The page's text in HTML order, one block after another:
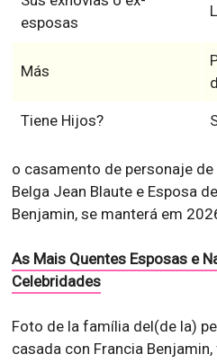
esposas
Más
Tiene Hijos?
o casamento de personaje
Belga Jean Blaute e Esposa
Benjamin, se manterá em
As Mais Quentes Esposas e
Celebridades
Foto de la família del(de la)
casada con Francia